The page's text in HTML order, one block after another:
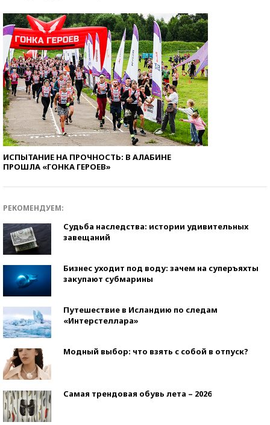
ИСПЫТАНИЕ НА ПРОЧНОСТЬ: В АЛАБИНЕ
ПРОШЛА «ГОНКА ГЕРОЕВ»
РЕКОМЕНДУЕМ:
Судьба наследства: истории удивительных
завещаний
Бизнес уходит под воду: зачем на суперъяхты
закупают субмарины
Путешествие в Исландию по следам
«Интерстеллара»
Модный выбор: что взять с собой в отпуск?
Самая трендовая обувь лета – 2026